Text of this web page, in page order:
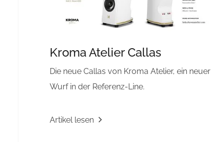
Kroma Atelier Callas
Die neue Callas von Kroma Atelier, ein neuer
Wurf in der Referenz-Line.
Artikel lesen